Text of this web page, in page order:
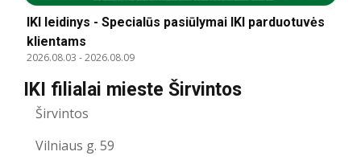
IKI leidinys - Specialūs pasiūlymai IKI parduotuvės
klientams
2026.08.03 -2026.08.09
IKI filialai mieste Širvintos
Širvintos
Vilniaus g. 59